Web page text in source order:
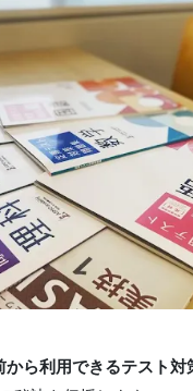
から利用できるテスト対